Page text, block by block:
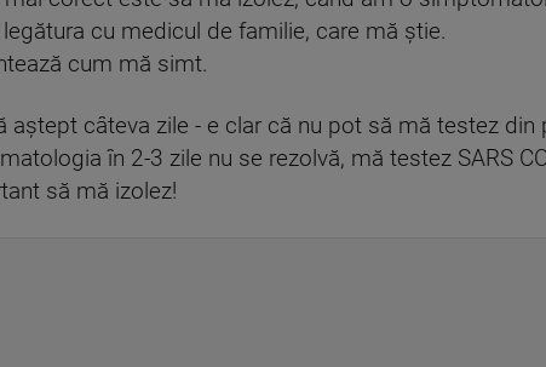
cu medicul de familie, care mă ştie.
cum mă simt.
aştept câteva zile - e clar că nu pot să mă testez
în 2-3 zile nu se rezolvă, mă testez SARS
să mă izolez!